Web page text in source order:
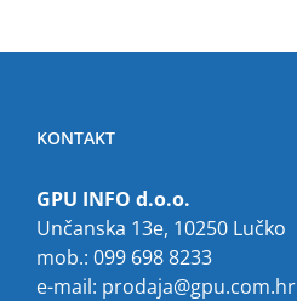
KONTAKT
GPU INFO d.o.o.
Unčanska 13e, 10250 Lučko
mob.: 099 698 8233
e-mail: prodaja@gpu.com.hr